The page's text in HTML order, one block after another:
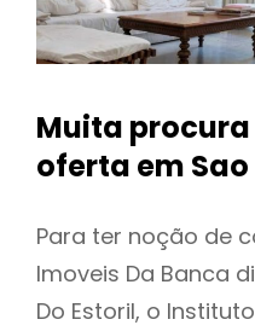
Muita
oferta em
Para ter noção de
Imoveis Da Banca
Do Estoril, o